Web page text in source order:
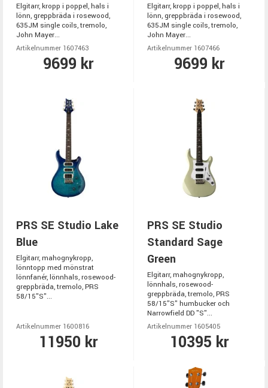
Elgitarr, kropp i poppel, hals i
lönn, greppbräda i rosewood,
635JM single coils, tremolo,
John Mayer...
Artikelnummer 1607463
9699 kr
Elgitarr, kropp i poppel, hals i
lönn, greppbräda i rosewood,
635JM single coils, tremolo,
John Mayer...
Artikelnummer 1607466
9699 kr
PRS SE Studio Lake
Blue
Elgitarr, mahognykropp,
lönntopp med mönstrat
lönnfanér, lönnhals, rosewood-
greppbräda, tremolo, PRS
58/15"S"...
Artikelnummer 1600816
11950 kr
PRS SE Studio
Standard Sage
Green
Elgitarr, mahognykropp,
lönnhals, rosewood-
greppbräda, tremolo, PRS
58/15"S" humbucker och
Narrowfield DD "S"...
Artikelnummer 1605405
10395 kr